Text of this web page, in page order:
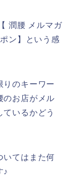
潤腰 メルマガ
ン】という感
りのキーワー
のお店がメル
いるかどう
いてはまた何
♪